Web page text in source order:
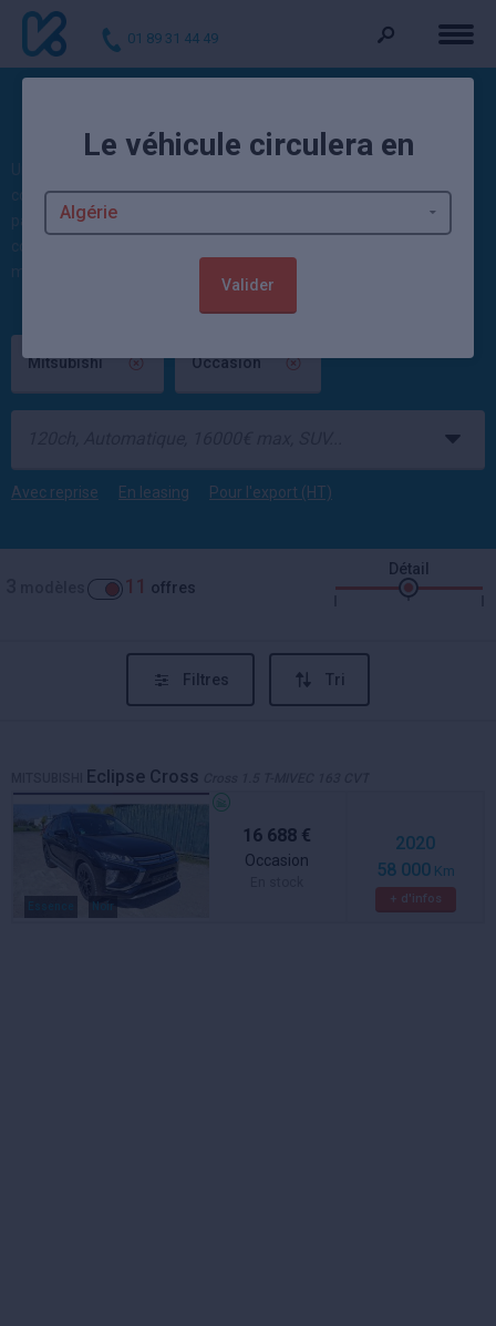
01 89 31 44 49
Le véhicule circulera en
Valider
Voitures Mitsubishi d'occasion
combien elle coûte sur le marché de l'occasion ? Vous ne pouviez
pas mieux tomber : vous vous trouvez précisément sur la page
Mitsubishi Occasion
Avec reprise En leasing Pour l'export (HT)
11 offres
Détail
Filtres Tri
Eclipse Cross
Noir
16 688 €
Occasion
2020
58 000Km
+ d'infos